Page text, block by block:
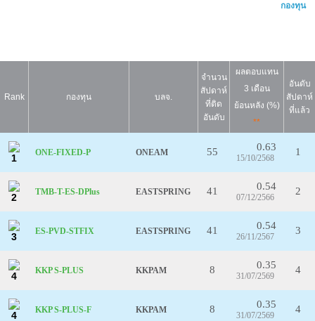
กองทุน
Rank กองทุน บลจ.
จำนวน
สัปดาห์
ที่ติด
อันดับ
ผลตอบแทน
3 เดือน
ย้อนหลัง (%)
**
อันดับ
สัปดาห์
ที่แล้ว
1 ONE-FIXED-P ONEAM 55 0.63
15/10/2568
1
2 TMB-T-ES-DPlus EASTSPRING 41 0.54
07/12/2566
2
3 ES-PVD-STFIX EASTSPRING 41 0.54
26/11/2567
3
4 KKP S-PLUS KKPAM 8 0.35
31/07/2569
4
4 KKP S-PLUS-F KKPAM 8 0.35
31/07/2569
4